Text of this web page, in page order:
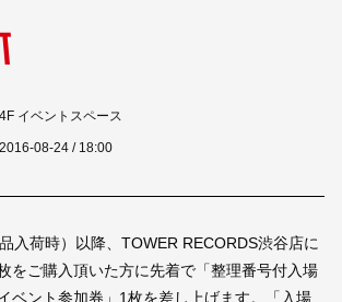
4F イベントスペース
2016-08-24 / 18:00
入荷時）以降、TOWER RECORDS渋谷店に
をご購入頂いた方に先着で「整理番号付入場
ベント参加券」1枚を差し上げます。「入場